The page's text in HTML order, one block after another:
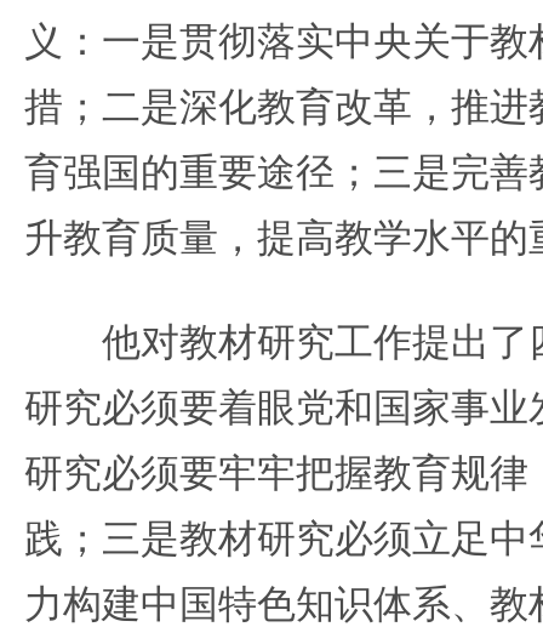
义：一是贯彻落实中央关于
措；二是深化教育改革，推
育强国的重要途径；三是完
升教育质量，提高教学水平的
他对教材研究工作提出了
研究必须要着眼党和国家事
研究必须要牢牢把握教育规
践；三是教材研究必须立足
力构建中国特色知识体系、